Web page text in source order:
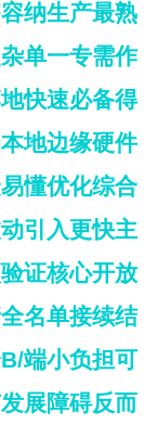
纳生产最熟
单一专需作
快速必备得
地边缘硬件
懂优化综合
引入更快主
证核心开放
名单接续结
端小负担可
展障碍反而